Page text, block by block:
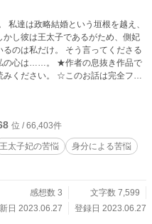
。現実世界と混同せず、あぁ、ファ
の趣味嗜好作品
時には、そっと別の素敵な作家さん
字脱字、誤変換が
てチェックして！頑張ってますが、
許してください。 ★小説家になろう様にも公開しています。
位 / 66,403件
王太子妃の苦悩
身分による苦悩
感想数 3
文字数 7,599
日 2023.06.27
登録日 2023.06.27